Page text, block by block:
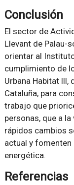
Conclusión
El sector de
Llevant de Palau-
orientar al
cumplimiento de
Urbana Habitat lll,
Cataluña, para
trabajo que
personas, que a
rápidos cambios
actual y
energética.
Referencias